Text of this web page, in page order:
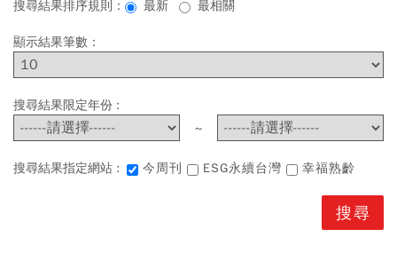
搜尋結果排序規則： 最新 最相關
顯示結果筆數：
搜尋結果限定年份 :
~
搜尋結果指定網站 : 今周刊 ESG永續台灣 幸福熟齡